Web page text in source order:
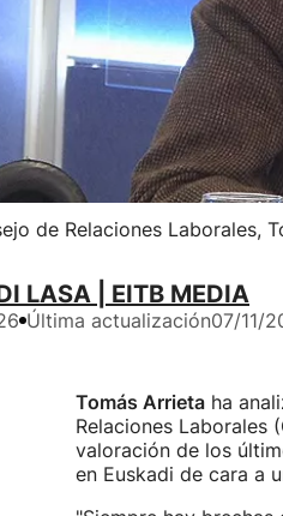
de Relaciones Laborales,
LASA | EITB MEDIA
Última actualización07/11/
Tomás Arrietaha
Relaciones Laborales
valoración de los
en Euskadi de cara a